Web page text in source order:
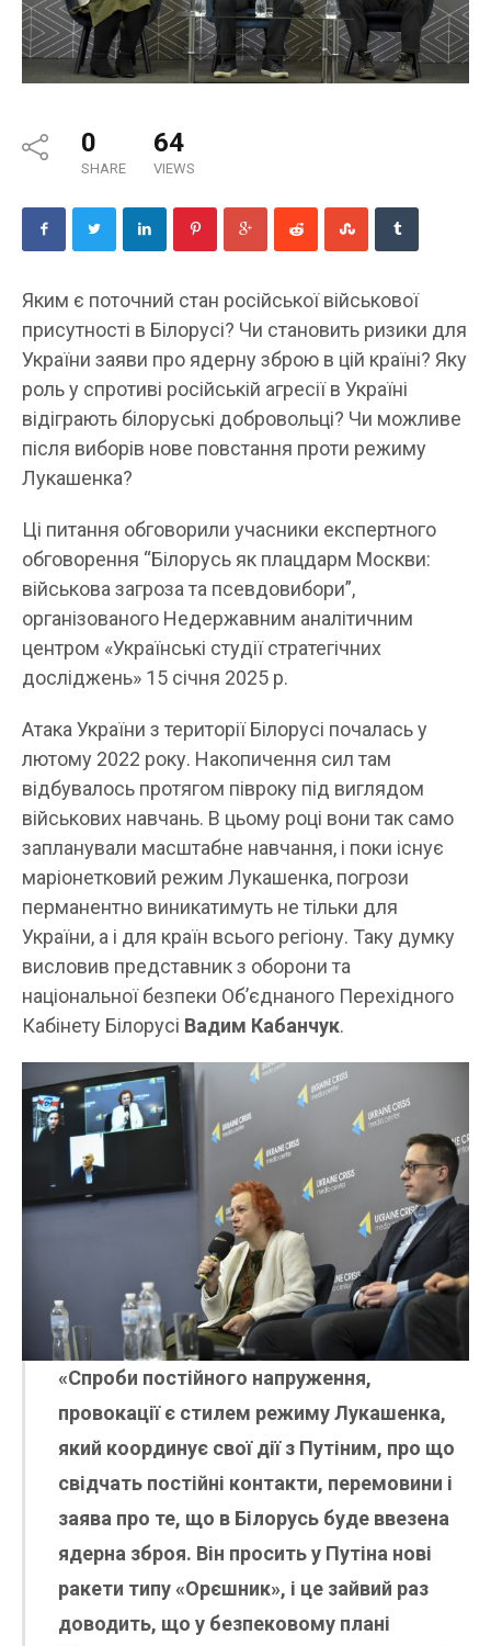
0
SHARE
64
VIEWS
Яким є поточний стан російської військової
присутності в Білорусі? Чи становить ризики для
України заяви про ядерну зброю в цій країні? Яку
роль у спротиві російській агресії в Україні
відіграють білоруські добровольці? Чи можливе
після виборів нове повстання проти режиму
Лукашенка?
Ці питання обговорили учасники експертного
обговорення “Білорусь як плацдарм Москви:
військова загроза та псевдовибори”,
організованого Недержавним аналітичним
центром «Українські студії стратегічних
досліджень» 15 січня 2025 р.
Атака України з території Білорусі почалась у
лютому 2022 року. Накопичення сил там
відбувалось протягом півроку під виглядом
військових навчань. В цьому році вони так само
запланували масштабне навчання, і поки існує
маріонетковий режим Лукашенка, погрози
перманентно виникатимуть не тільки для
України, а і для країн всього регіону. Таку думку
висловив представник з оборони та
національної безпеки Об’єднаного Перехідного
Кабінету Білорусі Вадим Кабанчук.
«Спроби постійного напруження,
провокації є стилем режиму Лукашенка,
який координує свої дії з Путіним, про що
свідчать постійні контакти, перемовини і
заява про те, що в Білорусь буде ввезена
ядерна зброя. Він просить у Путіна нові
ракети типу «Орєшник», і це зайвий раз
доводить, що у безпековому плані